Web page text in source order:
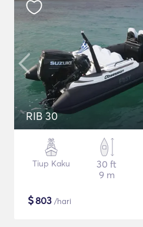
RIB 30
Tiup Kaku
30 ft
9 m
$803 /hari